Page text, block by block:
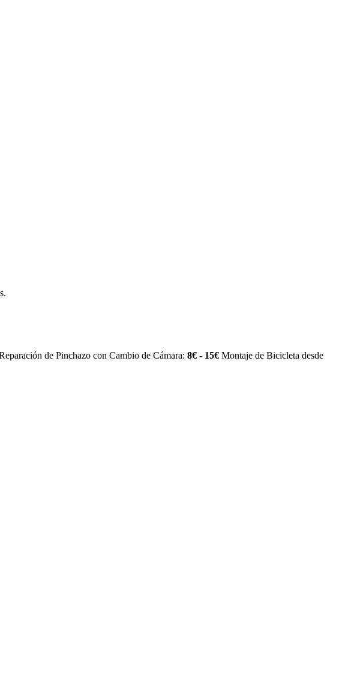
de Pinchazo con Cambio de Cámara: 8€ - 15€ Montaje de Bicicleta desde